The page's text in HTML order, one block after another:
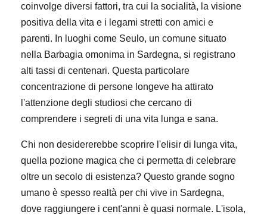
coinvolge diversi fattori, tra cui la socialità, la visione
positiva della vita e i legami stretti con amici e
parenti. In luoghi come Seulo, un comune situato
nella Barbagia omonima in Sardegna, si registrano
alti tassi di centenari. Questa particolare
concentrazione di persone longeve ha attirato
l'attenzione degli studiosi che cercano di
comprendere i segreti di una vita lunga e sana.
Chi non desidererebbe scoprire l'elisir di lunga vita,
quella pozione magica che ci permetta di celebrare
oltre un secolo di esistenza? Questo grande sogno
umano è spesso realtà per chi vive in Sardegna,
dove raggiungere i cent'anni è quasi normale. L'isola,